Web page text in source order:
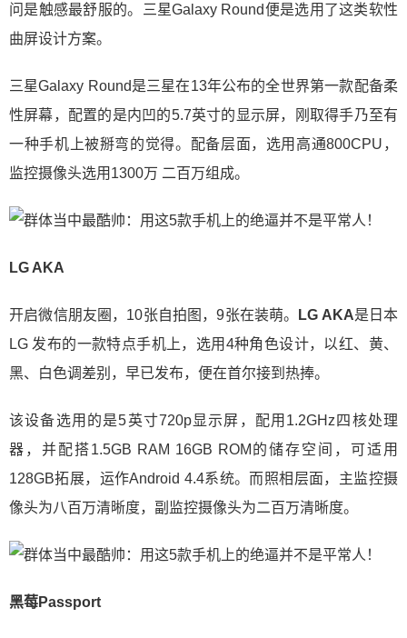
问是触感最舒服的。三星Galaxy Round便是选用了这类软性
曲屏设计方案。
三星Galaxy Round是三星在13年公布的全世界第一款配备柔
性屏幕，配置的是内凹的5.7英寸的显示屏，刚取得手乃至有
一种手机上被掰弯的觉得。配备层面，选用高通800CPU，
监控摄像头选用1300万 二百万组成。
LG AKA
开启微信朋友圈，10张自拍图，9张在装萌。 LG AKA是日本
LG 发布的一款特点手机上，选用4种角色设计，以红、黄、
黑、白色调差别，早已发布，便在首尔接到热捧。
该设备选用的是5英寸720p显示屏，配用1.2GHz四核处理
器，并配搭1.5GB RAM 16GB ROM的储存空间，可适用
128GB拓展，运作Android 4.4系统。而照相层面，主监控摄
像头为八百万清晰度，副监控摄像头为二百万清晰度。
黑莓Passport